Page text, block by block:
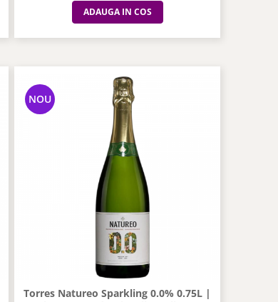
ADAUGA IN COS
NOU
Torres Natureo Sparkling 0.0% 0.75L |